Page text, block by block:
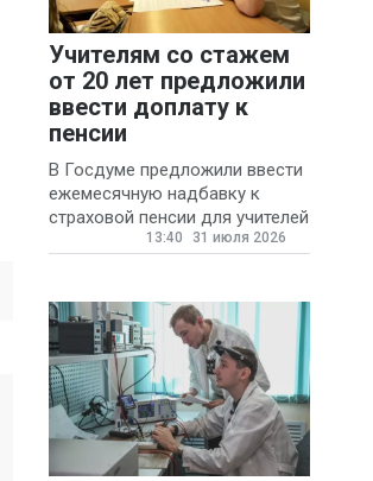
Учителям со стажем
от 20 лет предложили
ввести доплату к
пенсии
В Госдуме предложили ввести
ежемесячную надбавку к
страховой пенсии для учителей
государственных и
13:40 31 июля 2026